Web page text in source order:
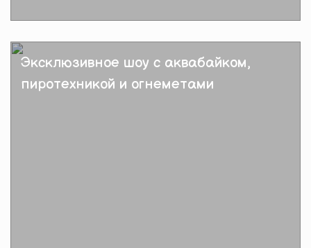
Подробнее
Эксклюзивное шоу с аквабайком,
пиротехникой и огнеметами